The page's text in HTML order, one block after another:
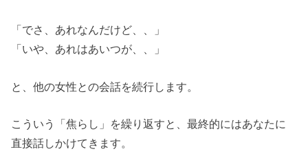
「でさ、あれなんだけど、、」
「いや、あれはあいつが、、」
と、他の女性との会話を続行します。
こういう「焦らし」を繰り返すと、最終的にはあなたに
直接話しかけてきます。